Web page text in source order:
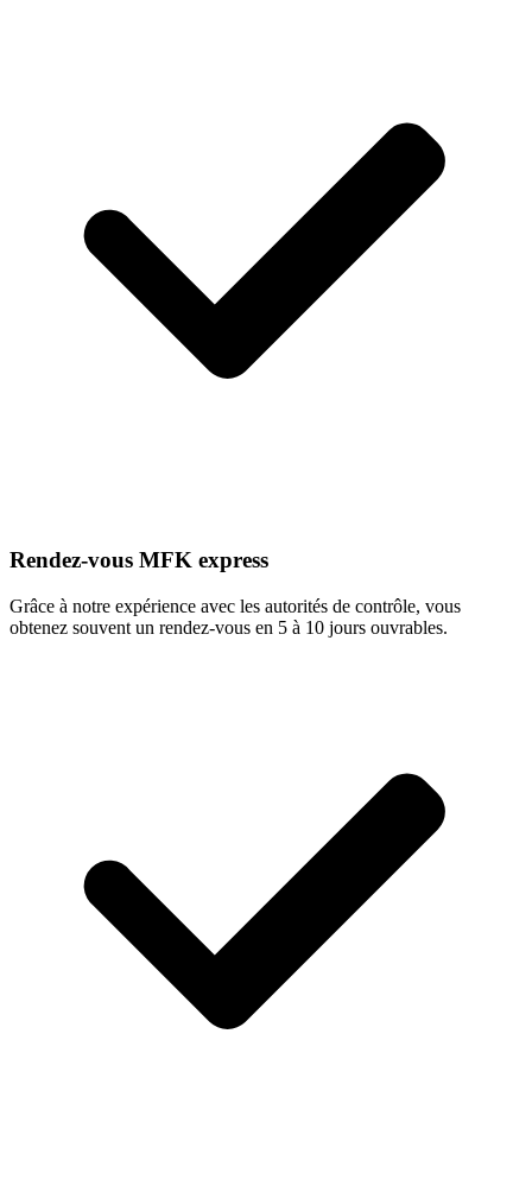
Rendez-vous MFK express
Grâce à notre expérience avec les autorités de contrôle, vous
obtenez souvent un rendez-vous en 5 à 10 jours ouvrables.